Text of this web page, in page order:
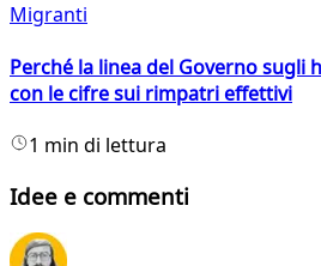
Migranti
Perché la linea del Governo sugli
con le cifre sui rimpatri effettivi
1 min di lettura
Idee e commenti